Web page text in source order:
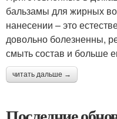
бальзамы для жирных
нанесении – это
довольно болезненны,
смыть состав и больше
читать дальше →